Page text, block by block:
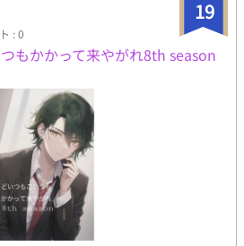
19
: 0
もかかって来やがれ8th season